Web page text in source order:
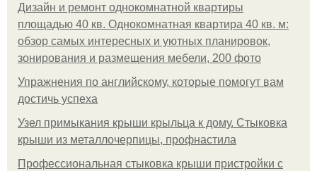
Дизайн и ремонт однокомнатной квартиры
площадью 40 кв. Однокомнатная квартира 40 кв. м:
обзор самых интересных и уютных планировок,
зонирования и размещения мебели, 200 фото
Упражнения по английскому, которые помогут вам
достичь успеха
Узел примыкания крыши крыльца к дому. Стыковка
крыши из металлочерпицы, профнастила
Профессиональная стыковка крыши пристройки с